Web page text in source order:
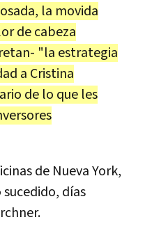
la movida
de cabeza
"la estrategia
a Cristina
de lo que les
de Nueva York,
días